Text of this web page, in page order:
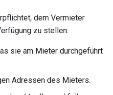
dem Vermieter
zu stellen:
sie am Mieter durchgeführt
Adressen des Mieters.